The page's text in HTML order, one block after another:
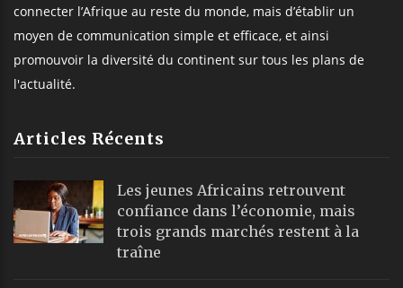
connecter l’Afrique au reste du monde, mais d’établir un
moyen de communication simple et efficace, et ainsi
promouvoir la diversité du continent sur tous les plans de
l'actualité.
Articles Récents
Les jeunes Africains retrouvent
confiance dans l’économie, mais
trois grands marchés restent à la
traîne